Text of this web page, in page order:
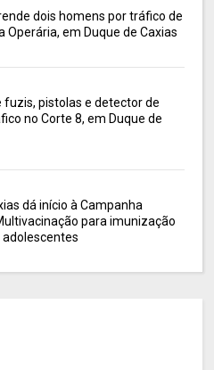
dois homens por tráfico de
Operária, em Duque de Caxias
fuzis, pistolas e detector de
no Corte 8, em Duque de
dá início à Campanha
para imunização
adolescentes